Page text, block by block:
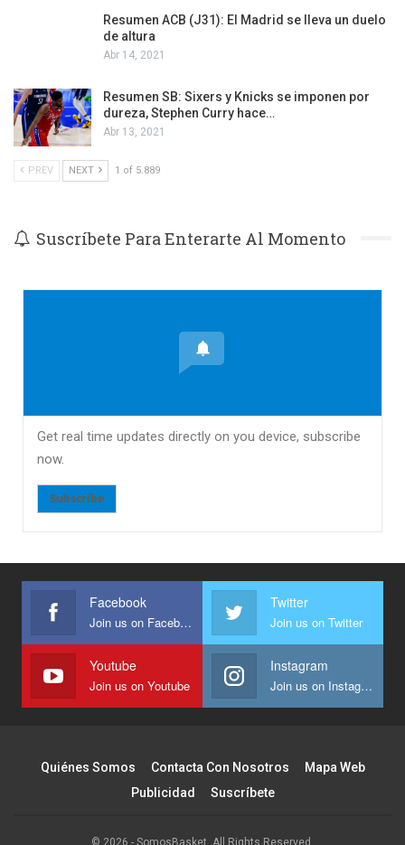
Resumen ACB (J31): El Madrid se lleva un duelo
de altura
Abr 14, 2021
Resumen SB: Sixers y Knicks se imponen por
dureza, Stephen Curry hace…
Abr 13, 2021
PREV NEXT 1 of 5.889
Suscríbete Para Enterarte Al Momento
Get real time updates directly on you device, subscribe
now.
Subscribe
Facebook
Join us on Facebook
Twitter
Join us on Twitter
Youtube
Join us on Youtube
Instagram
Join us on Instagram
Quiénes Somos Contacta Con Nosotros
Mapa Web
Publicidad
Suscríbete